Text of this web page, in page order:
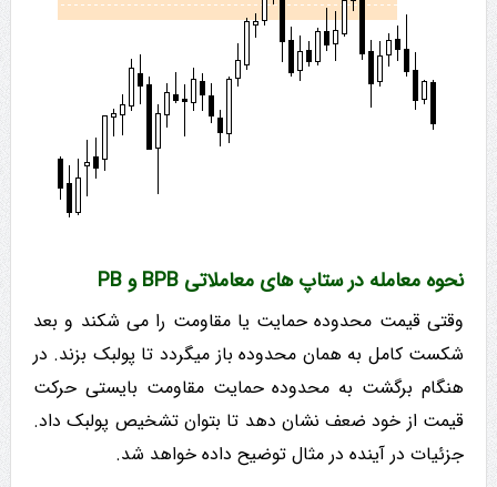
نحوه معامله در ستاپ های معاملاتی BPB و PB
وقتی قیمت محدوده حمایت یا مقاومت را می شکند و بعد
شکست کامل به همان محدوده باز میگردد تا پولبک بزند. در
هنگام برگشت به محدوده حمایت مقاومت بایستی حرکت
قیمت از خود ضعف نشان دهد تا بتوان تشخیص پولبک داد.
جزئیات در آینده در مثال توضیح داده خواهد شد.